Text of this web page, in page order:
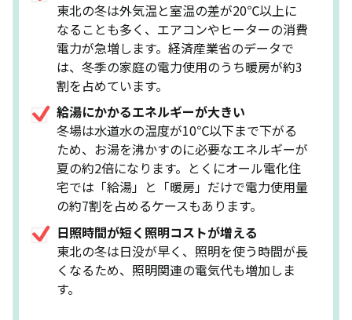
現住所で電力会社を切り替える方法
引っ越し先で新電力会社に乗り換える方法
東北の電力会社選びでよくある質問
賃貸住宅でも電力会社は変更できますか？
申し込みから実際の切り替えまでどれくらいかかり
ますか？
契約期間の縛りや解約金はありますか？
電力会社が倒産した場合はどうなりますか？
災害時のサポートはどうなりますか？
東北の冬は外気温と室温の差が20℃以上に
なることも多く、エアコンやヒーターの消費
電力が急増します。経済産業省のデータで
は、冬季の家庭の電力使用のうち暖房が約3
割を占めています。
給湯にかかるエネルギーが大きい
冬場は水道水の温度が10℃以下まで下がる
ため、お湯を沸かすのに必要なエネルギーが
夏の約2倍になります。とくにオール電化住
宅では「給湯」と「暖房」だけで電力使用量
の約7割を占めるケースもあります。
日照時間が短く照明コストが増える
東北の冬は日没が早く、照明を使う時間が長
くなるため、照明関連の電気代も増加しま
す。